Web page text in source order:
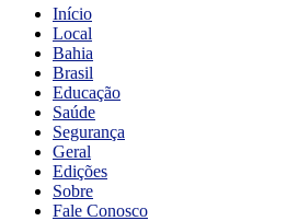
Início
Local
Bahia
Brasil
Educação
Saúde
Segurança
Geral
Edições
Sobre
Fale Conosco